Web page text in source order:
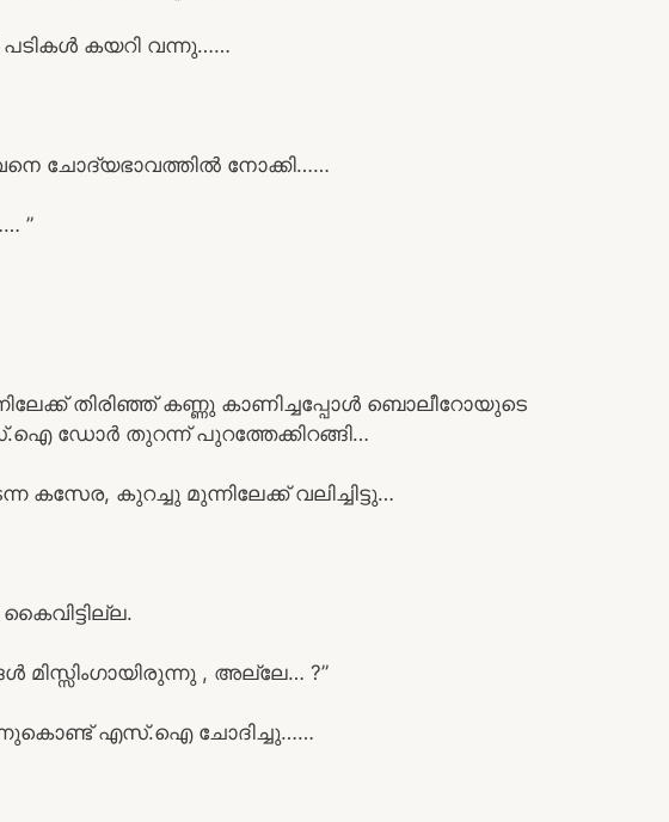
കയറി വന്നു……
ചോദ്യഭാവത്തിൽ നോക്കി……
”
തിരിഞ്ഞ് കണ്ണു കാണിച്ചപ്പോൾ ബൊലീറോയുടെ
ഡോർ തുറന്ന് പുറത്തേക്കിറങ്ങി…
കസേര, കുറച്ചു മുന്നിലേക്ക് വലിച്ചിട്ടു…
മിസ്സിംഗായിരുന്നു , അല്ലേ… ?”
എസ്.ഐ ചോദിച്ചു……